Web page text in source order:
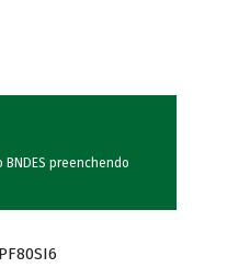
preenchendo